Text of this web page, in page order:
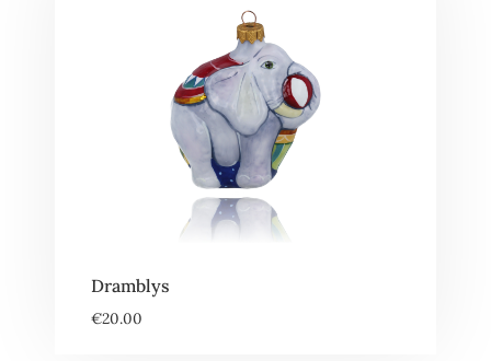
Dramblys
€20.00